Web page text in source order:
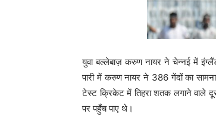
युवा बल्लेबाज़ करुण नायर ने चेन्नई में
पारी में करुण नायर ने 386 गेंदों का
टेस्ट क्रिकेट में तिहरा शतक लगाने वाले
पर पहुँच पाए थे।